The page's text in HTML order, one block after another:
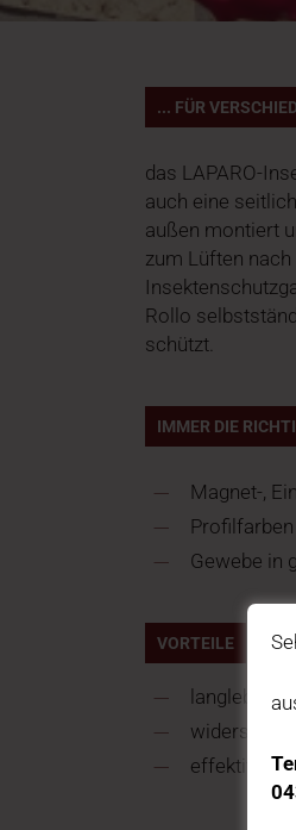
... FÜR
das LAPARO-
auch eine
außen montiert
zum Lüften
Rollo
schützt.
IMMER DIE
Magnet-,
Gewebe in
VORTEILE
langlebige
effektiver